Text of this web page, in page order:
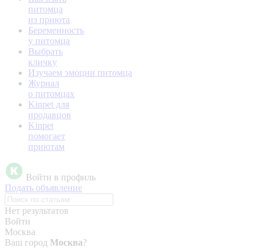
питомца
из приюта
Беременность
у питомца
Выбрать
кличку
Изучаем эмоции питомца
Журнал
о питомцах
Kinpet для
продавцов
Kinpet
помогает
приютам
Войти в профиль
Подать объявление
Нет результатов
Войти
Москва
Ваш город Москва?